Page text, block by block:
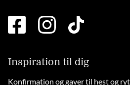
facebook
square
instagramtiktok
Inspiration til dig
Konfirmation og gaver til hest og